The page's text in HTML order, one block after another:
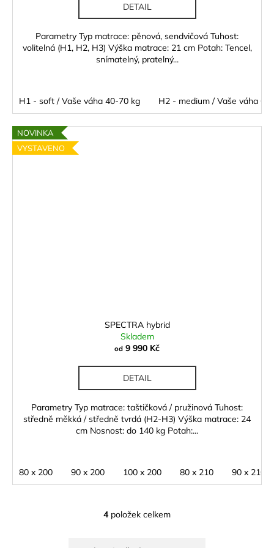
DETAIL
Parametry Typ matrace: pěnová, sendvičová Tuhost:
volitelná (H1, H2, H3) Výška matrace: 21 cm Potah: Tencel,
snímatelný, pratelný...
H1 - soft / Vaše váha 40-70 kg H2 - medium / Vaše váha 60
NOVINKA
VYSTAVENO
SPECTRA hybrid
Skladem
od 9 990 Kč
DETAIL
Parametry Typ matrace: taštičková / pružinová Tuhost:
středně měkká / středně tvrdá (H2-H3) Výška matrace: 24
cm Nosnost: do 140 kg Potah:...
80 x 200 90 x 200 100 x 200 80 x 210 90 x 210
O
4položek celkem